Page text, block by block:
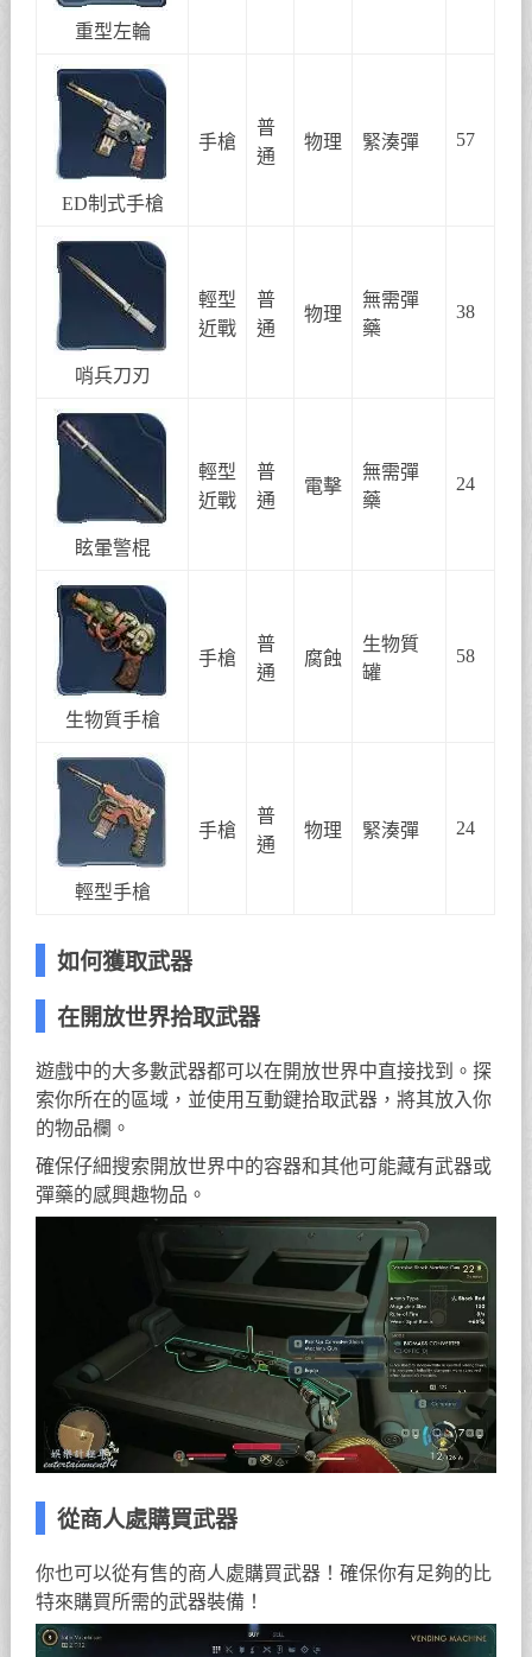
重型左輪
ED制式手槍
手槍
普
通
物理 緊湊彈 57
哨兵刀刃
輕型
近戰
普
通
物理
無需彈
藥
38
眩暈警棍
輕型
近戰
普
通
電擊
無需彈
藥
24
生物質手槍
手槍
普
通
腐蝕
生物質
罐
58
輕型手槍
手槍
普
通
物理 緊湊彈 24
如何獲取武器
在開放世界拾取武器
遊戲中的大多數武器都可以在開放世界中直接找到。探
索你所在的區域，並使用互動鍵拾取武器，將其放入你
的物品欄。
確保仔細搜索開放世界中的容器和其他可能藏有武器或
彈藥的感興趣物品。
從商人處購買武器
你也可以從有售的商人處購買武器！確保你有足夠的比
特來購買所需的武器裝備！